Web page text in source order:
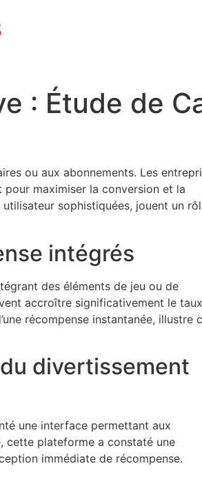
: Étude de
ou aux abonnements. Les
maximiser la conversion et la
sophistiquées, jouent un
intégrés
des éléments de jeu ou de
accroître significativement le taux
récompense instantanée, illustre
divertissement
une interface permettant aux
cette plateforme a constaté une
immédiate de récompense.